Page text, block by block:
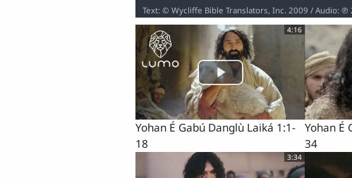
Text: © Wycliffe Bible Translators, Inc. 2009 / Audio:
4:16
Yohan É Gabú Danglù Laiká 1:1-
18
Yohan É
34
3:34